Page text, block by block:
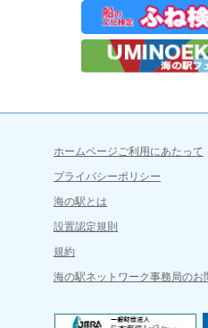
ホームページご利用にあたって
プライバシーポリシー
海の駅とは
設置認定規則
規約
海の駅ネットワーク事務局のお